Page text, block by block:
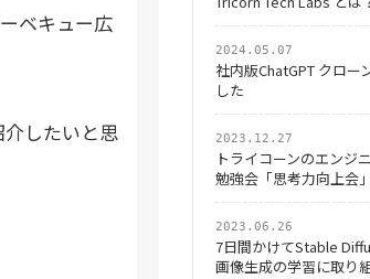
ベキュー広
介したいと思
2024.05.07
社内版ChatGPT クロー
した
2023.12.27
トライコーンのエンジ
勉強会「思考力向上会
2023.06.26
7日間かけてStable
画像生成の学習に取り